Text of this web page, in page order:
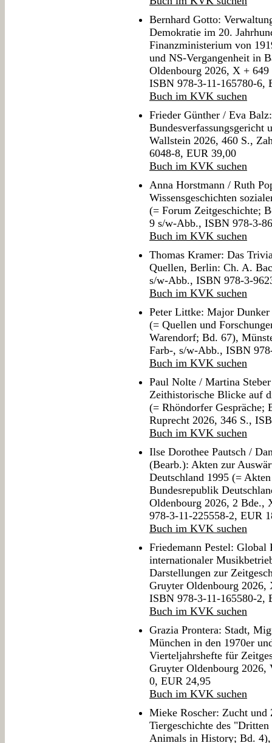
Bernhard Gotto:
Demokratie im 20.
Finanzministerium von
und NS-Vergangenheit in
Oldenbourg 2026, X +
ISBN 978-3-11-165780-6,
Buch im KVK suchen
Frieder Günther / Eva
Bundesverfassungsgericht
Wallstein 2026, 460 S.,
6048-8, EUR 39,00
Buch im KVK suchen
Anna Horstmann / Ruth
Wissensgeschichten
(= Forum Zeitgeschichte;
9 s/w-Abb., ISBN 978-3-
Buch im KVK suchen
Thomas Kramer: Das
Quellen, Berlin: Ch. A.
s/w-Abb., ISBN 978-3-
Buch im KVK suchen
Peter Littke: Major Dunker
(= Quellen und
Warendorf; Bd. 67),
Farb-, s/w-Abb., ISBN
Buch im KVK suchen
Paul Nolte / Martina
Zeithistorische Blicke auf
(= Rhöndorfer Gespräche;
Ruprecht 2026, 346 S.,
Buch im KVK suchen
Ilse Dorothee Pautsch /
(Bearb.): Akten zur
Deutschland 1995 (=
Bundesrepublik
Oldenbourg 2026, 2
978-3-11-225558-2, EUR
Buch im KVK suchen
Friedemann Pestel: Global
internationaler
Darstellungen zur
Gruyter Oldenbourg
ISBN 978-3-11-165580-2,
Buch im KVK suchen
Grazia Prontera: Stadt,
München in den 1970er
Vierteljahrshefte für
Gruyter Oldenbourg
0, EUR 24,95
Buch im KVK suchen
Mieke Roscher: Zucht
Tiergeschichte des
Animals in History; Bd.